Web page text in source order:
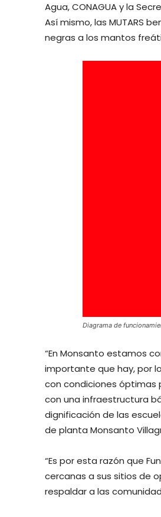
Agua, CONAGUA y la
Así mismo, las MUTARS
negras a los mantos
Diagrama de
“En Monsanto estamos
importante que hay, por
con condiciones óptimas
con una infraestructura
dignificación de las
de planta Monsanto
“Es por esta razón que
cercanas a sus sitios de
respaldar a las